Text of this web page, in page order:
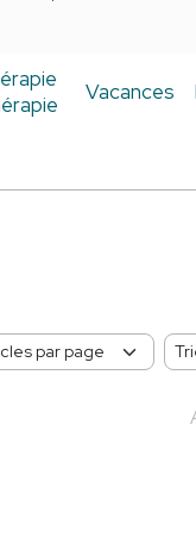
Vacances